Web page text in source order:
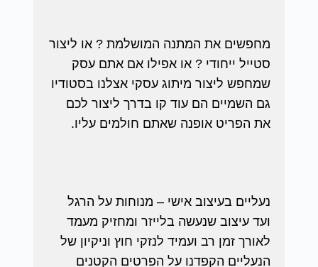
מחפשים את המתנה המושלמת ? או ליצור
סטייל ייחודי ? או אפילו אם אתם עסק
שמחפש ליצור מיתוג עסקי אצלנו בסטודיו
גם השמיים הם עוד קו בדרך ליצור לכם
את הפריט אופנה שאתם חולמים עליו.
נעליים בעיצוב אישי – מנוחות על הרגל
ועד עיצוב שנעשה בלייזר ומחזיק מעמד
לאורך זמן רב ועמיד לנזקי חוץ וניקיון של
הנעליים הקפדנו על הפרטים הקטנים